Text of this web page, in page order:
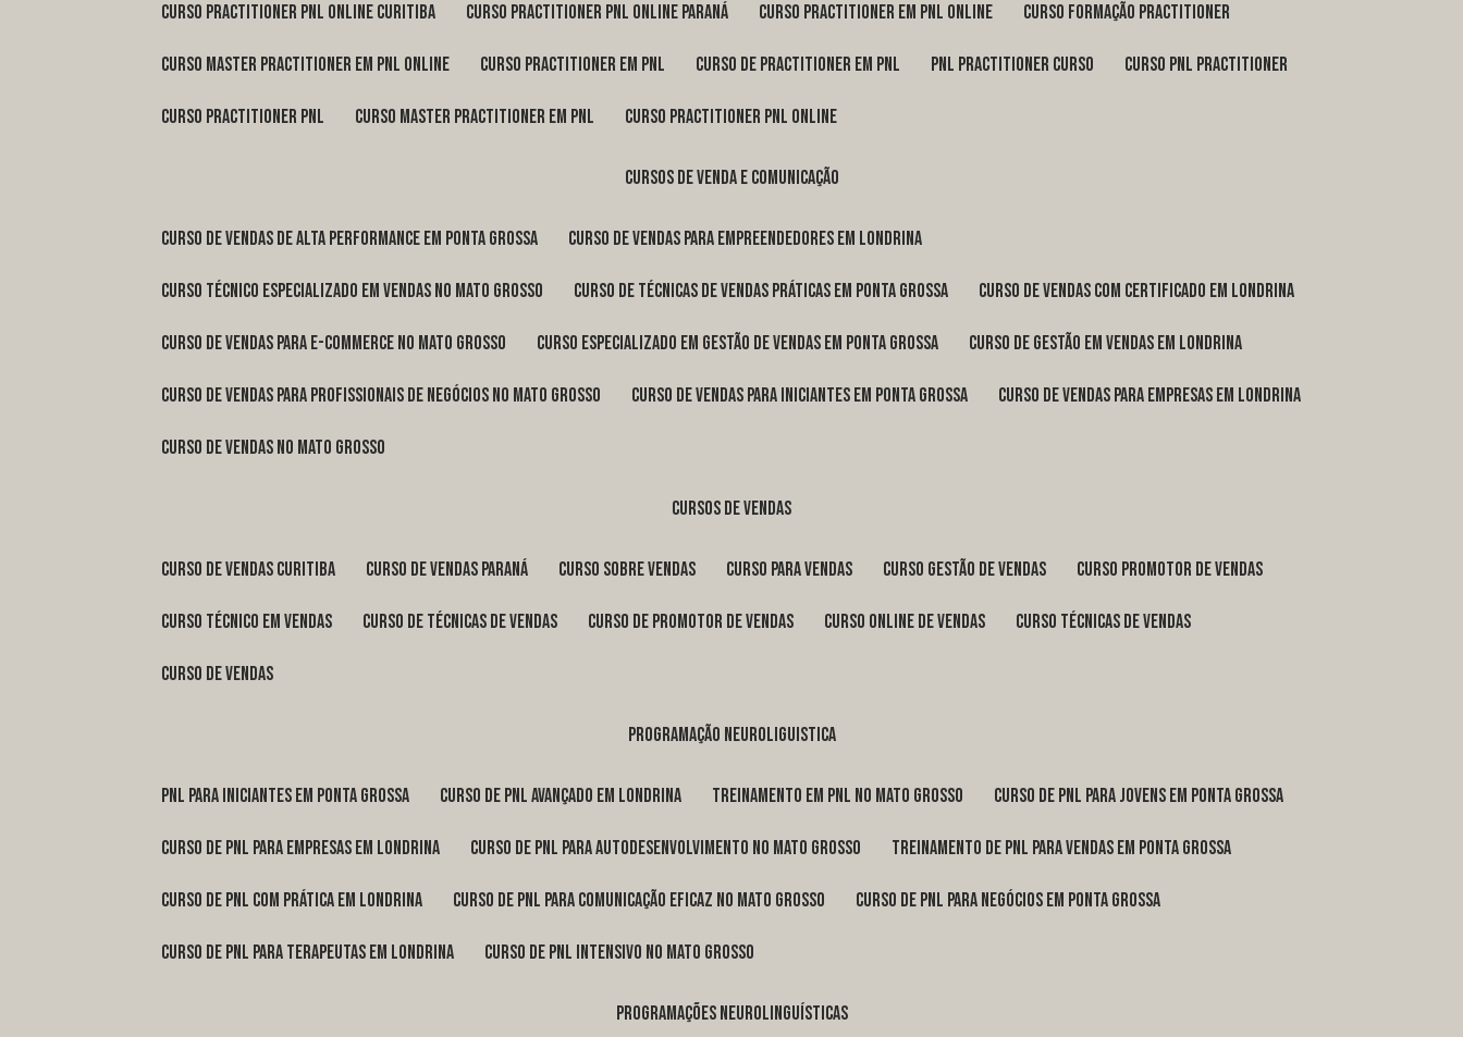
curso practitioner pnl online Curitiba curso practitioner pnl online Paraná curso practitioner em pnl online curso formação practitioner
curso master practitioner em pnl online curso practitioner em pnl curso de practitioner em pnl pnl practitioner curso curso pnl practitioner
curso practitioner pnl curso master practitioner em pnl curso practitioner pnl online
cursos de venda e comunicação
curso de vendas de alta performance em Ponta Grossa curso de vendas para empreendedores em Londrina
curso técnico especializado em vendas no Mato Grosso curso de técnicas de vendas práticas em Ponta Grossa curso de vendas com certificado em Londrina
curso de vendas para e-commerce no Mato Grosso curso especializado em gestão de vendas em Ponta Grossa curso de gestão em vendas em Londrina
curso de vendas para profissionais de negócios no Mato Grosso curso de vendas para iniciantes em Ponta Grossa curso de vendas para empresas em Londrina
curso de vendas no Mato Grosso
cursos de vendas
curso de vendas Curitiba curso de vendas Paraná curso sobre vendas curso para vendas curso gestão de vendas curso promotor de vendas
curso técnico em vendas curso de técnicas de vendas curso de promotor de vendas curso online de vendas curso técnicas de vendas
curso de vendas
programação neuroliguistica
pnl para iniciantes em Ponta Grossa curso de pnl avançado em Londrina treinamento em pnl no Mato Grosso curso de pnl para jovens em Ponta Grossa
curso de pnl para empresas em Londrina curso de pnl para autodesenvolvimento no Mato Grosso treinamento de pnl para vendas em Ponta Grossa
curso de pnl com prática em Londrina curso de pnl para comunicação eficaz no Mato Grosso curso de pnl para negócios em Ponta Grossa
curso de pnl para terapeutas em Londrina curso de pnl intensivo no Mato Grosso
programações neurolinguísticas